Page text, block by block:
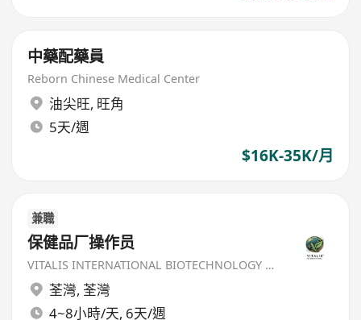
中藥配藥員
Reborn Chinese Medical Center
油尖旺, 旺角
5天/週
$16K-35K/月
兼職
保健品厂操作员
VITALIS INTERNATIONAL BIOTECHNOLOGY LIMITED
荃灣, 荃灣
4~8小時/天, 6天/週